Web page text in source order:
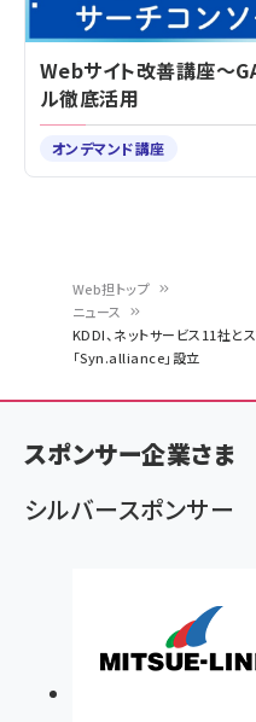
く
ず
Web担トップ
ニュース
KDDI、ネットサービス11社と
「Syn.alliance」設立
Webサイト改善講座～
ル徹底活用
オンデマンド講座
スポンサー企業さま
シルバースポンサー